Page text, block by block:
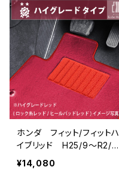
ホンダ フィット/フィットハ
イブリッド H25/9〜R2/2
GK3/4/5/6・GP5/6 フ
ロアマット一式 カーマッ
¥14,080